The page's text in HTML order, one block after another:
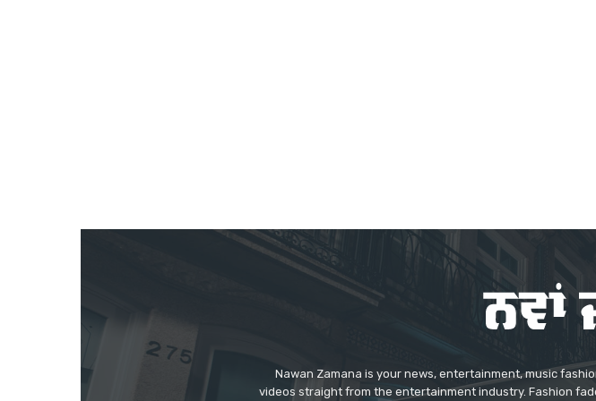
Nawan Zamana is your news, entertainment, music
videos straight from the entertainment industry. Fashion